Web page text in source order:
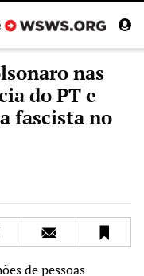
nas
do PT e
fascista no
de pessoas